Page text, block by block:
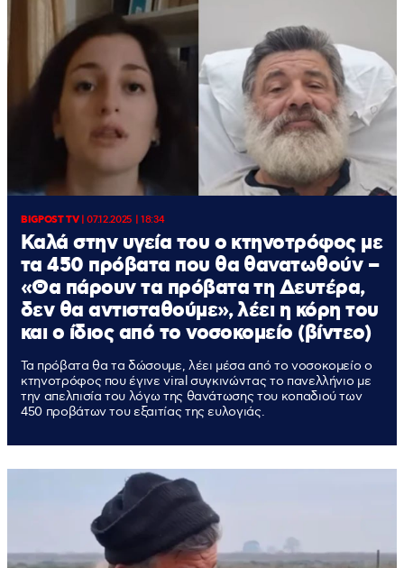
BIGPOST TV|07.12.2025 | 18:34
Καλά στην υγεία του ο κτηνοτρόφος με
τα 450 πρόβατα που θα θανατωθούν –
«Θα πάρουν τα πρόβατα τη Δευτέρα,
δεν θα αντισταθούμε», λέει η κόρη του
και ο ίδιος από το νοσοκομείο (βίντεο)
Τα πρόβατα θα τα δώσουμε, λέει μέσα από το νοσοκομείο ο
κτηνοτρόφος που έγινε viral συγκινώντας το πανελλήνιο με
την απελπισία του λόγω της θανάτωσης του κοπαδιού των
450 προβάτων του εξαιτίας της ευλογιάς.